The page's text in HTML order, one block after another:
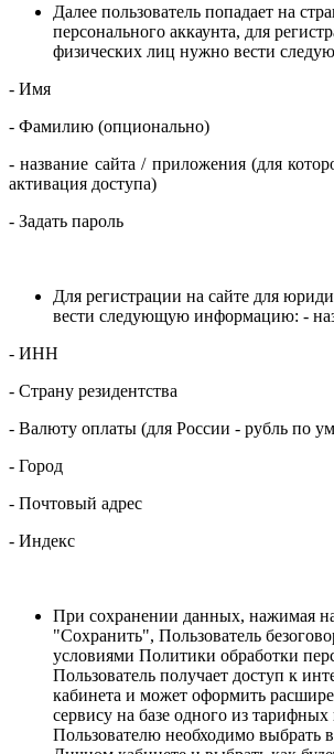
Далее пользователь попадает на
персонального аккаунта, для
физических лиц нужно вести
- Имя
- Фамилию (опционально)
- название сайта / приложения (для
активация доступа)
- Задать пароль
Для регистрации на сайте для
вести следующую информацию: -
- ИНН
- Страну резидентства
- Валюту оплаты (для России - рубль по
- Город
- Почтовый адрес
- Индекс
При сохранении данных, нажимая
"Сохранить", Пользователь
условиями Политики обработки
Пользователь получает доступ к
кабинета и может оформить
сервису на базе одного из
Пользователю необходимо выбрать